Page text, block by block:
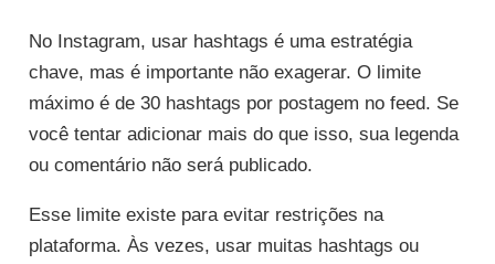
No Instagram, usar hashtags é uma estratégia
chave, mas é importante não exagerar. O limite
máximo é de 30 hashtags por postagem no feed. Se
você tentar adicionar mais do que isso, sua legenda
ou comentário não será publicado.
Esse limite existe para evitar restrições na
plataforma. Às vezes, usar muitas hashtags ou